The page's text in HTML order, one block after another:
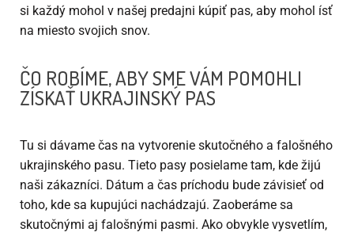
si každý mohol v našej predajni kúpiť pas, aby mohol ísť
na miesto svojich snov.
ČO ROBÍME, ABY SME VÁM POMOHLI
ZÍSKAŤ UKRAJINSKÝ PAS
Tu si dávame čas na vytvorenie skutočného a falošného
ukrajinského pasu. Tieto pasy posielame tam, kde žijú
naši zákazníci. Dátum a čas príchodu bude závisieť od
toho, kde sa kupujúci nachádzajú. Zaoberáme sa
skutočnými aj falošnými pasmi. Ako obvykle vysvetlím,